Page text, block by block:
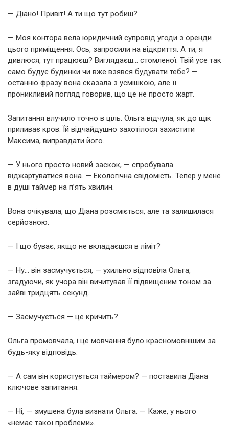
— Діано! Привіт! А ти що тут робиш?
— Моя контора вела юридичний супровід угоди з оренди
цього приміщення. Ось, запросили на відкриття. А ти, я
дивлюся, тут працюєш? Виглядаєш… стомленої. Твій усе так
само будує будинки чи вже взявся будувати тебе? —
останню фразу вона сказала з усмішкою, але її
проникливий погляд говорив, що це не просто жарт.
Запитання влучило точно в ціль. Ольга відчула, як до щік
приливає кров. Їй відчайдушно захотілося захистити
Максима, виправдати його.
— У нього просто новий заскок, — спробувала
віджартуватися вона. — Екологічна свідомість. Тепер у мене
в душі таймер на п’ять хвилин.
Вона очікувала, що Діана розсміється, але та залишилася
серйозною.
— І що буває, якщо не вкладаєшся в ліміт?
— Ну… він засмучується, — ухильно відповіла Ольга,
згадуючи, як учора він вичитував її підвищеним тоном за
зайві тридцять секунд.
— Засмучується — це кричить?
Ольга промовчала, і це мовчання було красномовнішим за
будь-яку відповідь.
— А сам він користується таймером? — поставила Діана
ключове запитання.
— Ні, — змушена була визнати Ольга. — Каже, у нього
«немає такої проблеми».